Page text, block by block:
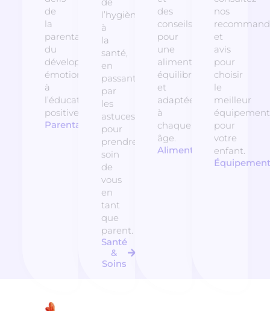
de
la
parentalité,
du
développement
émotionnel
à
l’éducation
positive.
Parentalité
l’hygiène
à
la
santé,
en
passant
par
les
astuces
pour
prendre
soin
de
vous
en
tant
que
parent.
Santé
&
Soins
des
conseils
pour
une
alimentation
équilibrée
et
adaptée
à
chaque
âge.
Alimentation
nos
et
avis
pour
choisir
le
meilleur
équipement
pour
votre
enfant.
Équipement